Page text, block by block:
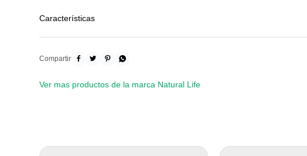
Características
   
Ver mas productos de la marca Natural Life